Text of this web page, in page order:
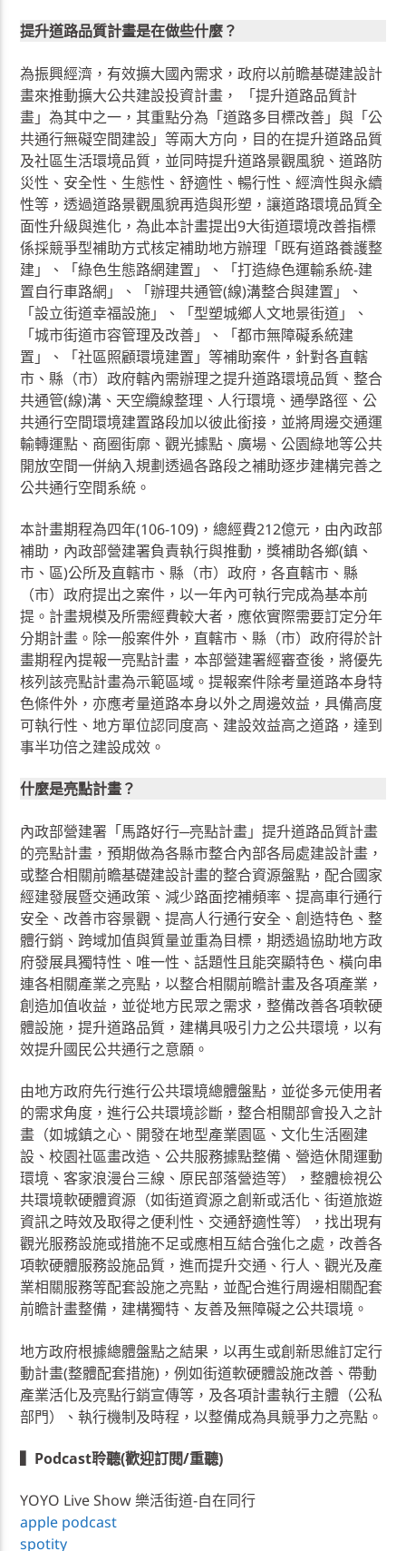
提升道路品質計畫是在做些什麼？
為振興經濟，有效擴大國內需求，政府以前瞻基礎建設計
畫來推動擴大公共建設投資計畫， 「提升道路品質計
畫」為其中之一，其重點分為「道路多目標改善」與「公
共通行無礙空間建設」等兩大方向，目的在提升道路品質
及社區生活環境品質，並同時提升道路景觀風貌、道路防
災性、安全性、生態性、舒適性、暢行性、經濟性與永續
性等，透過道路景觀風貌再造與形塑，讓道路環境品質全
面性升級與進化，為此本計畫提出9大街道環境改善指標
係採競爭型補助方式核定補助地方辦理「既有道路養護整
建」、「綠色生態路網建置」、「打造綠色運輸系統-建
置自行車路網」、「辦理共通管(線)溝整合與建置」、
「設立街道幸福設施」、「型塑城鄉人文地景街道」、
「城市街道市容管理及改善」、「都市無障礙系統建
置」、「社區照顧環境建置」等補助案件，針對各直轄
市、縣（市）政府轄內需辦理之提升道路環境品質、整合
共通管(線)溝、天空纜線整理、人行環境、通學路徑、公
共通行空間環境建置路段加以彼此銜接，並將周邊交通運
輸轉運點、商圈街廓、觀光據點、廣場、公園綠地等公共
開放空間一併納入規劃透過各路段之補助逐步建構完善之
公共通行空間系統。
本計畫期程為四年(106-109)，總經費212億元，由內政部
補助，內政部營建署負責執行與推動，獎補助各鄉(鎮、
市、區)公所及直轄市、縣（市）政府，各直轄市、縣
（市）政府提出之案件，以一年內可執行完成為基本前
提。計畫規模及所需經費較大者，應依實際需要訂定分年
分期計畫。除一般案件外，直轄市、縣（市）政府得於計
畫期程內提報一亮點計畫，本部營建署經審查後，將優先
核列該亮點計畫為示範區域。提報案件除考量道路本身特
色條件外，亦應考量道路本身以外之周邊效益，具備高度
可執行性、地方單位認同度高、建設效益高之道路，達到
事半功倍之建設成效。
什麼是亮點計畫？
內政部營建署「馬路好行─亮點計畫」提升道路品質計畫
的亮點計畫，預期做為各縣市整合內部各局處建設計畫，
或整合相關前瞻基礎建設計畫的整合資源盤點，配合國家
經建發展暨交通政策、減少路面挖補頻率、提高車行通行
安全、改善市容景觀、提高人行通行安全、創造特色、整
體行銷、跨域加值與質量並重為目標，期透過協助地方政
府發展具獨特性、唯一性、話題性且能突顯特色、橫向串
連各相關產業之亮點，以整合相關前瞻計畫及各項產業，
創造加值收益，並從地方民眾之需求，整備改善各項軟硬
體設施，提升道路品質，建構具吸引力之公共環境，以有
效提升國民公共通行之意願。
由地方政府先行進行公共環境總體盤點，並從多元使用者
的需求角度，進行公共環境診斷，整合相關部會投入之計
畫（如城鎮之心、開發在地型產業園區、文化生活圈建
設、校園社區畫改造、公共服務據點整備、營造休閒運動
環境、客家浪漫台三線、原民部落營造等），整體檢視公
共環境軟硬體資源（如街道資源之創新或活化、街道旅遊
資訊之時效及取得之便利性、交通舒適性等），找出現有
觀光服務設施或措施不足或應相互結合強化之處，改善各
項軟硬體服務設施品質，進而提升交通、行人、觀光及產
業相關服務等配套設施之亮點，並配合進行周邊相關配套
前瞻計畫整備，建構獨特、友善及無障礙之公共環境。
地方政府根據總體盤點之結果，以再生或創新思維訂定行
動計畫(整體配套措施)，例如街道軟硬體設施改善、帶動
產業活化及亮點行銷宣傳等，及各項計畫執行主體（公私
部門）、執行機制及時程，以整備成為具競爭力之亮點。
▍Podcast聆聽(歡迎訂閱/重聽)
YOYO Live Show 樂活街道-自在同行
apple podcast
spotity